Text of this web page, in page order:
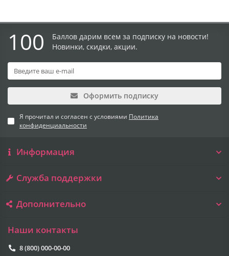
100
Баллов дарим всем за подписку на новости!
Новинки, скидки, акции.
Оформить подписку
Я прочитал и согласен с условиями Политика
конфиденциальности
Информация
Служба поддержки
Дополнительно
Наши контакты
8 (800) 000-00-00